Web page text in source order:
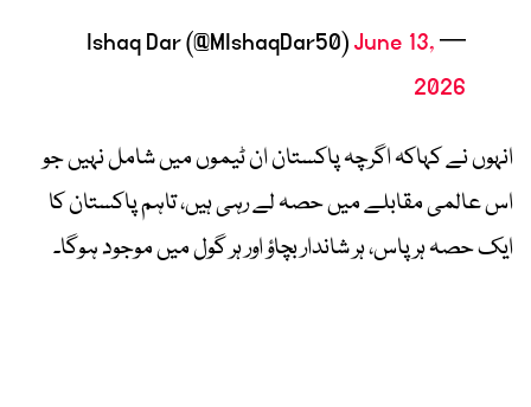
— Ishaq Dar (@MIshaqDar50)
June 13,
2026
انہوں نے کہاکہ اگرچہ پاکستان ان ٹیموں میں شامل نہیں جو
اس عالمی مقابلے میں حصہ لے رہی ہیں، تاہم پاکستان کا
ایک حصہ ہر پاس، ہر شاندار بچاؤ اور ہر گول میں موجود ہوگا۔